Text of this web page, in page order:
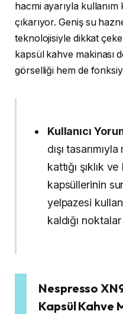
hacmi ayarıyla
çıkarıyor. Geniş su
teknolojisiyle dikkat
kapsül kahve makinası
görselliği hem de
Kullanıcı
dışı
kattığı şıklık
kapsüllerinin
yelpazesi
kaldığı
Nespresso
Kapsül Kahve